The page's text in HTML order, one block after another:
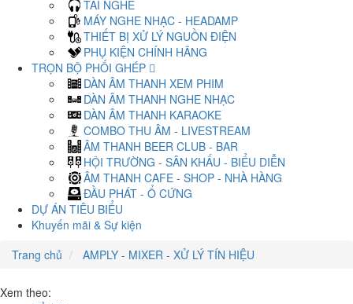
TAI NGHE
MÁY NGHE NHẠC - HEADAMP
THIẾT BỊ XỬ LÝ NGUỒN ĐIỆN
PHỤ KIỆN CHÍNH HÃNG
TRỌN BỘ PHỐI GHÉP
DÀN ÂM THANH XEM PHIM
DÀN ÂM THANH NGHE NHẠC
DÀN ÂM THANH KARAOKE
COMBO THU ÂM - LIVESTREAM
ÂM THANH BEER CLUB - BAR
HỘI TRƯỜNG - SÂN KHẤU - BIỂU DIỄN
ÂM THANH CAFE - SHOP - NHÀ HÀNG
ĐẦU PHÁT - Ổ CỨNG
DỰ ÁN TIÊU BIỂU
Khuyến mãi & Sự kiện
Trang chủ
AMPLY - MIXER - XỬ LÝ TÍN HIỆU
Xem theo: